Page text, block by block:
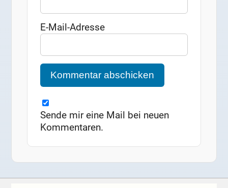
E-Mail-Adresse
Sende mir eine Mail bei neuen
Kommentaren.